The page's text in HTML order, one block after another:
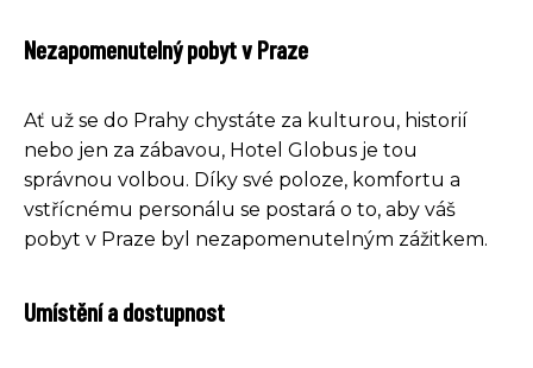
Nezapomenutelný pobyt v Praze
Ať už se do Prahy chystáte za kulturou, historií
nebo jen za zábavou, Hotel Globus je tou
správnou volbou. Díky své poloze, komfortu a
vstřícnému personálu se postará o to, aby váš
pobyt v Praze byl nezapomenutelným zážitkem.
Umístění a dostupnost